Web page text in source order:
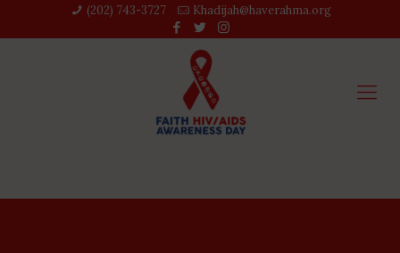
(202) 743-3727‬ Khadijah@haverahma.org